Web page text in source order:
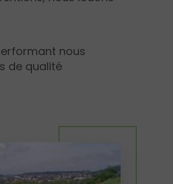
nous
de qualité